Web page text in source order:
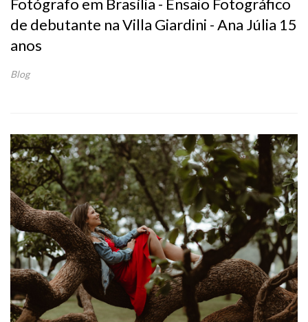
Fotógrafo em Brasília - Ensaio Fotográfico
de debutante na Villa Giardini - Ana Júlia 15
anos
Blog